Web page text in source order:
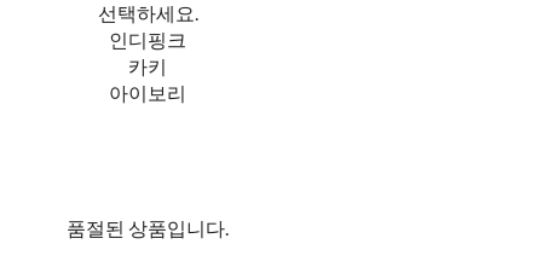
선택하세요.
인디핑크
카키
아이보리
품절된 상품입니다.